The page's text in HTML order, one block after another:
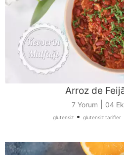
Arroz de
7 Yorum 04
glutensiz• glutensiz tarifler